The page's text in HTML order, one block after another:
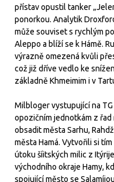
přístav opustil tanker
ponorkou. Analytik
může souviset s rychlým
Aleppo a blíží se k Hámě.
výrazně omezená kvůli
což již dříve vedlo ke
základně Khmeimim i v
Milbloger vystupující na
opozičním jednotkám z řad
obsadit města Sarhu,
města Hamá. Vytvořili si
útoku šíitských milic z
východního okraje Hamy,
spojující město se